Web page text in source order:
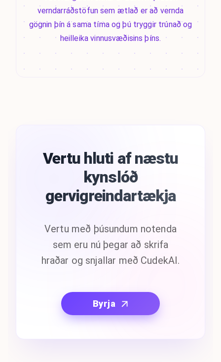
verndarráðstöfun sem ætlað er að vernda
gögnin þín á sama tíma og þú tryggir trúnað og
heilleika vinnusvæðisins þíns.
Vertu hluti af næstu
kynslóð
gervigreindartækja
Vertu með þúsundum notenda
sem eru nú þegar að skrifa
hraðar og snjallar með CudekAI.
Byrja